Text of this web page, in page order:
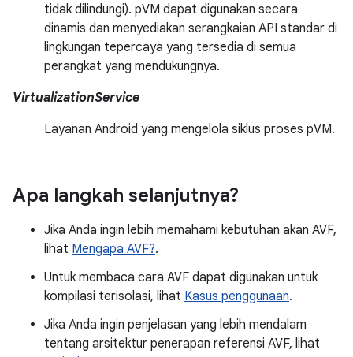
tidak dilindungi). pVM dapat digunakan secara
dinamis dan menyediakan serangkaian API standar di
lingkungan tepercaya yang tersedia di semua
perangkat yang mendukungnya.
VirtualizationService
Layanan Android yang mengelola siklus proses pVM.
Apa langkah selanjutnya?
Jika Anda ingin lebih memahami kebutuhan akan AVF,
lihat Mengapa AVF?.
Untuk membaca cara AVF dapat digunakan untuk
kompilasi terisolasi, lihat Kasus penggunaan.
Jika Anda ingin penjelasan yang lebih mendalam
tentang arsitektur penerapan referensi AVF, lihat